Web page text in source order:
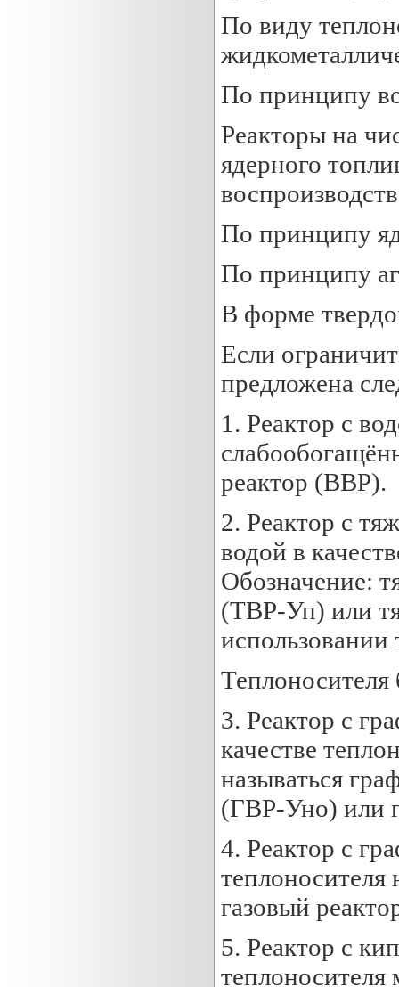
По виду
По принципу
Реакторы на
ядерного
По принципу
По принципу
В форме
Если
предложена
1. Реактор с
реактор (ВВР).
2. Реактор с
водой в
Обозначение:
(ТВР-Уп) или
использовании
3. Реактор с
качестве
называться
(ГВР-Уно) или
4. Реактор с
газовый
5. Реактор с